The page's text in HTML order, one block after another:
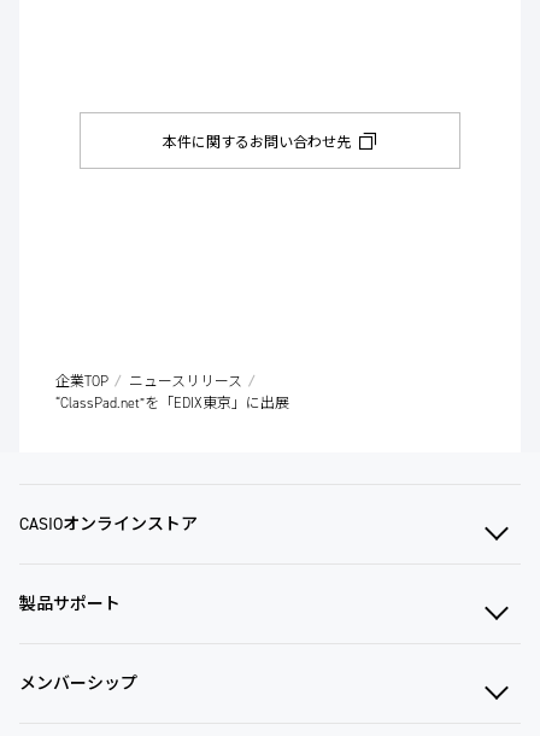
本件に関するお問い合わせ先
企業TOP
ニュースリリース
“ClassPad.net”を「EDIX東京」に出展
CASIOオンラインストア
製品サポート
メンバーシップ